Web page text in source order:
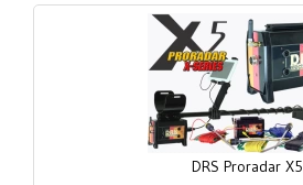
DRS Proradar X5